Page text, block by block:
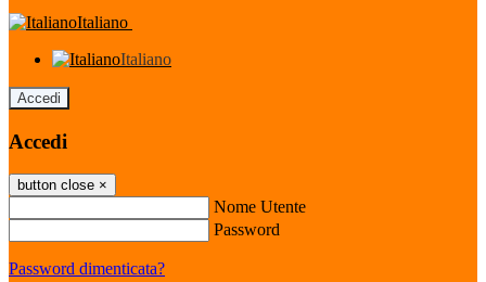
Italiano
Italiano
Accedi
Accedi
button close ×
Nome Utente
Password
Password dimenticata?